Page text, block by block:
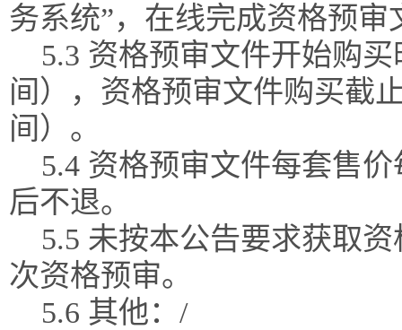
务系统”，在线完成资格预审
5.3 资格预审文件开始购买
间），资格预审文件购买截
间）。
5.4 资格预审文件每套售
后不退。
5.5 未按本公告要求获取
次资格预审。
5.6 其他：/